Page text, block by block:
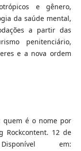
e gênero,
da saúde mental,
a partir das
penitenciário,
e a nova ordem
quem é o nome por
Rockcontent. 12 de
em: